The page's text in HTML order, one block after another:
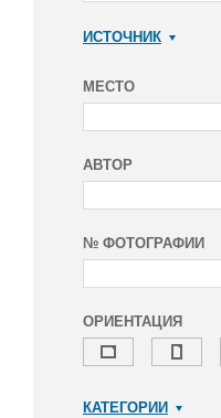
ИСТОЧНИК
МЕСТО
АВТОР
№ ФОТОГРАФИИ
ОРИЕНТАЦИЯ
КАТЕГОРИИ